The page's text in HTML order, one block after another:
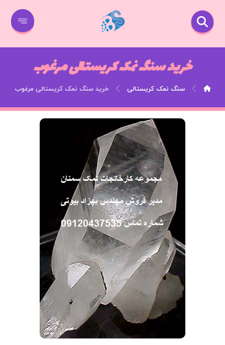
خرید سنگ نمک کریستالی مرغوب
سنگ نمک کریستالی خرید سنگ نمک کریستالی مرغوب